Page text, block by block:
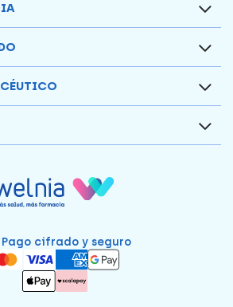
Pago cifrado y seguro